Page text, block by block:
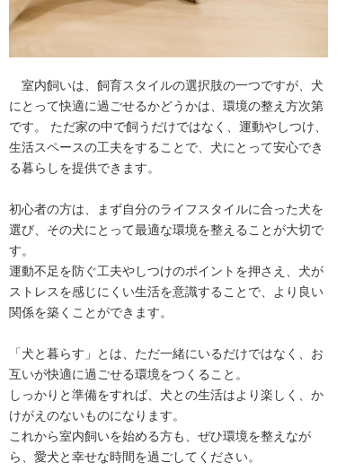
室内飼いは、飼育スタイルの選択肢の一つですが、犬
にとって快適に過ごせるかどうかは、環境の整え方次第
です。 ただ家の中で飼うだけではなく、運動やしつけ、
生活スペースの工夫をすることで、犬にとって安心でき
る暮らしを提供できます。
初心者の方は、まず自分のライフスタイルに合った犬を
選び、その犬にとって最適な環境を整えることが大切で
す。
運動不足を防ぐ工夫やしつけのポイントを押さえ、犬が
ストレスを感じにくい生活を意識することで、より良い
関係を築くことができます。
「犬と暮らす」とは、ただ一緒にいるだけではなく、お
互いが快適に過ごせる環境をつくること。
しっかりと準備をすれば、犬との生活はより楽しく、か
けがえのないものになります。
これから室内飼いを始める方も、ぜひ環境を整えなが
ら、愛犬と幸せな時間を過ごしてください。